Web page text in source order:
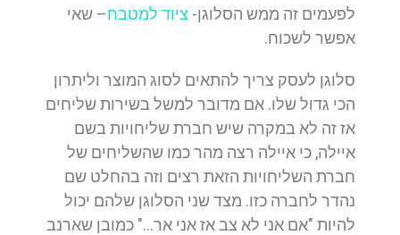
לפעמים זה ממש הסלוגן- ציוד למטבח– שאי
אפשר לשכוח.
סלוגן לעסק צריך להתאים לסוג המוצר וליתרון
הכי גדול שלו. אם מדובר למשל בשירות שליחים
אז זה לא במקרה שיש חברת שליחויות בשם
איילה, כי איילה רצה מהר כמו שהשליחים של
חברת השליחויות הזאת רצים וזה בהחלט שם
נהדר לחברה כזו. מצד שני הסלוגן שלהם יכול
להיות "אם אני לא צב אז אני אר…" כמובן שארנב